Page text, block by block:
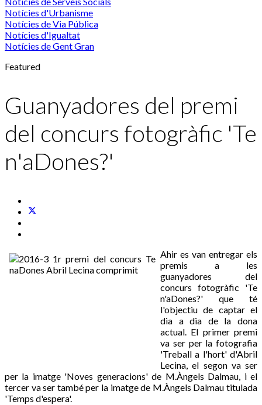
Notícies d'Urbanisme
Notícies de Via Pública
Notícies d'Igualtat
Notícies de Gent Gran
Featured
Guanyadores del premi
del concurs fotogràfic 'Te
n'aDones?'
Ahir es van entregar els
premis a les
guanyadores del
concurs fotogràfic 'Te
n'aDones?' que té
l'objectiu de captar el
dia a dia de la dona
actual. El primer premi
va ser per la fotografia
'Treball a l'hort' d'Abril
Lecina, el segon va ser
per la imatge 'Noves generacions' de M.Àngels Dalmau, i el
tercer va ser també per la imatge de M.Àngels Dalmau titulada
'Temps d'espera'.